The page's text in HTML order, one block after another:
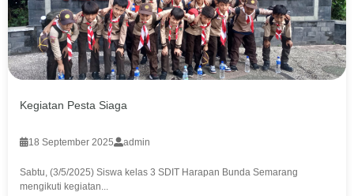
Kegiatan Pesta Siaga
18 September 2025 admin
Sabtu, (3/5/2025) Siswa kelas 3 SDIT Harapan Bunda Semarang
mengikuti kegiatan...